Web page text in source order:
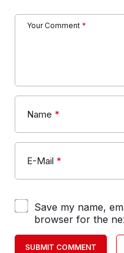
Your Comment *
Name *
E-Mail *
Save my name,
browser for the
SUBMIT COMMENT